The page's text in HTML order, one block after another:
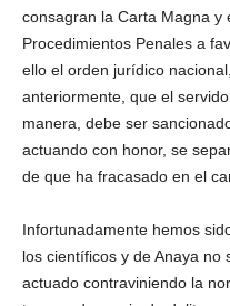
consagran la Carta Magna y
Procedimientos Penales a
ello el orden jurídico
anteriormente, que el
manera, debe ser
actuando con honor, se
de que ha fracasado en el
Infortunadamente hemos
los científicos y de Anaya no
actuado contraviniendo la